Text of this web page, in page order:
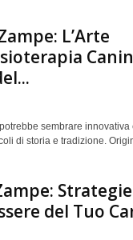
L’Arte
sembrare innovativa
di storia e tradizione.
Strategie
del Tuo